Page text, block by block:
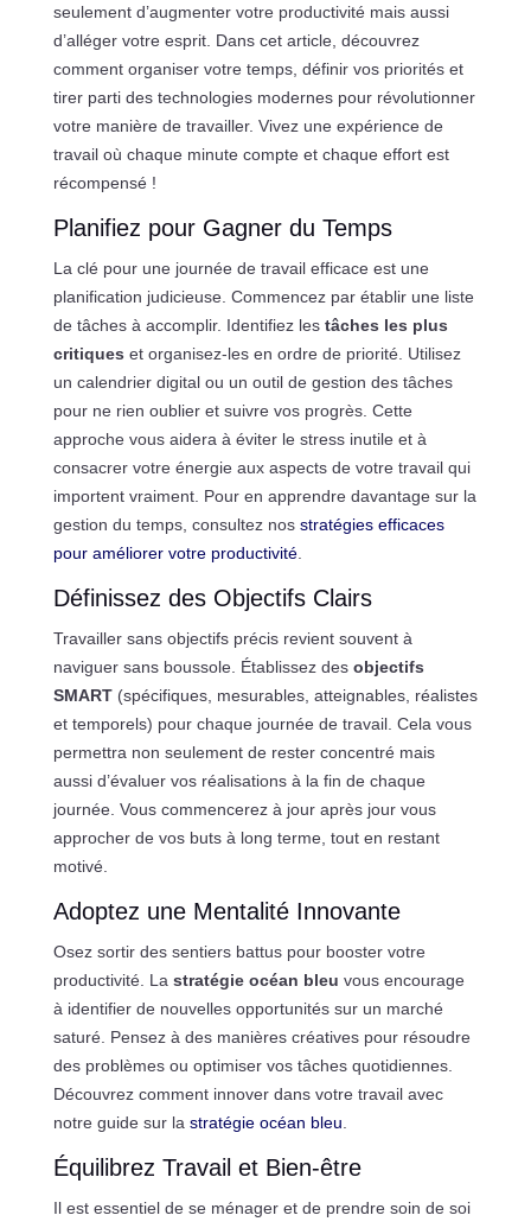
seulement d’augmenter votre productivité mais aussi
d’alléger votre esprit. Dans cet article, découvrez
comment organiser votre temps, définir vos priorités et
tirer parti des technologies modernes pour révolutionner
votre manière de travailler. Vivez une expérience de
travail où chaque minute compte et chaque effort est
récompensé !
Planifiez pour Gagner du Temps
La clé pour une journée de travail efficace est une
planification judicieuse. Commencez par établir une liste
de tâches à accomplir. Identifiez les tâches les plus
critiques et organisez-les en ordre de priorité. Utilisez
un calendrier digital ou un outil de gestion des tâches
pour ne rien oublier et suivre vos progrès. Cette
approche vous aidera à éviter le stress inutile et à
consacrer votre énergie aux aspects de votre travail qui
importent vraiment. Pour en apprendre davantage sur la
gestion du temps, consultez nos stratégies efficaces
pour améliorer votre productivité.
Définissez des Objectifs Clairs
Travailler sans objectifs précis revient souvent à
naviguer sans boussole. Établissez des objectifs
SMART(spécifiques, mesurables, atteignables, réalistes
et temporels) pour chaque journée de travail. Cela vous
permettra non seulement de rester concentré mais
aussi d’évaluer vos réalisations à la fin de chaque
journée. Vous commencerez à jour après jour vous
approcher de vos buts à long terme, tout en restant
motivé.
Adoptez une Mentalité Innovante
Osez sortir des sentiers battus pour booster votre
productivité. La stratégie océan bleu vous encourage
à identifier de nouvelles opportunités sur un marché
saturé. Pensez à des manières créatives pour résoudre
des problèmes ou optimiser vos tâches quotidiennes.
Découvrez comment innover dans votre travail avec
notre guide sur la stratégie océan bleu
Équilibrez Travail et Bien-être
Il est essentiel de se ménager et de prendre soin de soi